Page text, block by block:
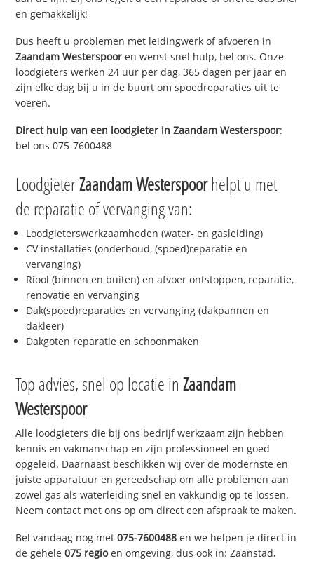
en gemakkelijk!
Dus heeft u problemen met leidingwerk of afvoeren in
Zaandam Westerspoor en wenst snel hulp, bel ons. Onze
loodgieters werken 24 uur per dag, 365 dagen per jaar en
zijn elke dag bij u in de buurt om spoedreparaties uit te
voeren.
Direct hulp van een loodgieter inZaandam Westerspoor:
bel ons 075-7600488
LoodgieterZaandam Westerspoorhelpt u met
de reparatie of vervanging van:
Loodgieterswerkzaamheden (water- en gasleiding)
CV installaties (onderhoud, (spoed)reparatie en
vervanging)
Riool (binnen en buiten) en afvoer ontstoppen, reparatie,
renovatie en vervanging
Dak(spoed)reparaties en vervanging (dakpannen en
dakleer)
Dakgoten reparatie en schoonmaken
Top advies, snel op locatie inZaandam
Westerspoor
Alle loodgieters die bij ons bedrijf werkzaam zijn hebben
kennis en vakmanschap en zijn professioneel en goed
opgeleid. Daarnaast beschikken wij over de modernste en
juiste apparatuur en gereedschap om alle problemen aan
zowel gas als waterleiding snel en vakkundig op te lossen.
Neem contact met ons op om direct een afspraak te maken.
Bel vandaag nog met075-7600488 en we helpen je direct in
de gehele075 regioen omgeving, dus ook in: Zaanstad,